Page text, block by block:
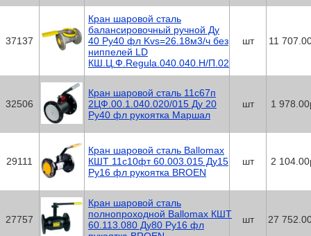
37137
Кран шаровой сталь
балансировочный ручной Ду
40 Ру40 фл Kvs=26.18м3/ч без
ниппелей LD
КШ.Ц.Ф.Regula.040.040.Н/П.02
шт 11
32506
Кран шаровой сталь 11с67п
2ЦФ.00.1.040.020/015 Ду 20
Ру40 фл рукоятка Маршал
шт 1
29111
Кран шаровой сталь Ballomax
КШТ 11с10фт 60.003.015 Ду15
Ру16 фл рукоятка BROEN
шт 2
27757
Кран шаровой сталь
полнопроходной Ballomax КШТ
60.113.080 Ду80 Ру16 фл
шт 27